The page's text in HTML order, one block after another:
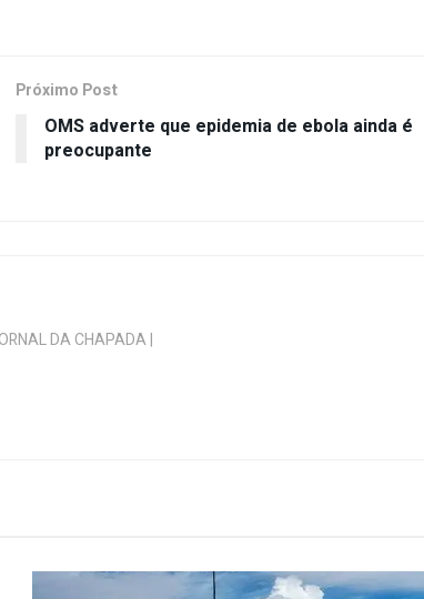
Próximo Post
OMS adverte que epidemia de ebola ainda é
preocupante
DA CHAPADA |